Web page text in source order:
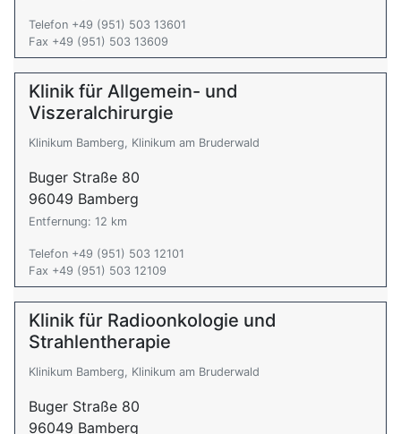
Telefon +49 (951) 503 13601
Fax +49 (951) 503 13609
Klinik für Allgemein- und
Viszeralchirurgie
Klinikum Bamberg, Klinikum am Bruderwald
Buger Straße 80
96049 Bamberg
Entfernung: 12 km
Telefon +49 (951) 503 12101
Fax +49 (951) 503 12109
Klinik für Radioonkologie und
Strahlentherapie
Klinikum Bamberg, Klinikum am Bruderwald
Buger Straße 80
96049 Bamberg